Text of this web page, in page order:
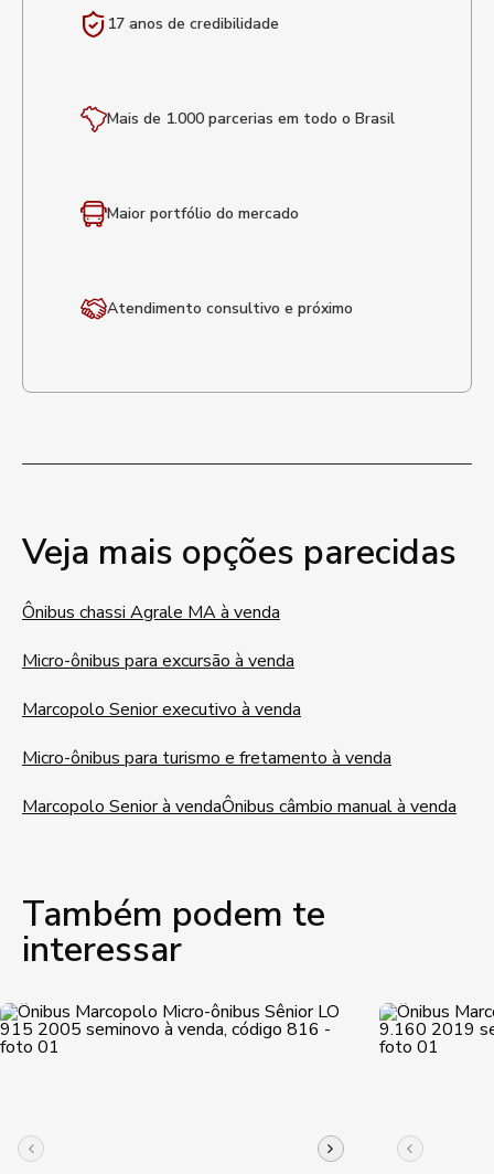
17 anos de credibilidade
Mais de 1.000 parcerias em todo o Brasil
Maior portfólio do mercado
Atendimento consultivo e próximo
Veja mais opções parecidas
Ônibus chassi Agrale MA à venda
Micro-ônibus para excursão à venda
Marcopolo Senior executivo à venda
Micro-ônibus para turismo e fretamento à venda
Marcopolo Senior à vendaÔnibus câmbio manual à venda
Também podem te
interessar